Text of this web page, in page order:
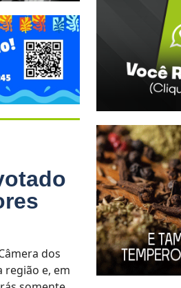
dos
região e, em